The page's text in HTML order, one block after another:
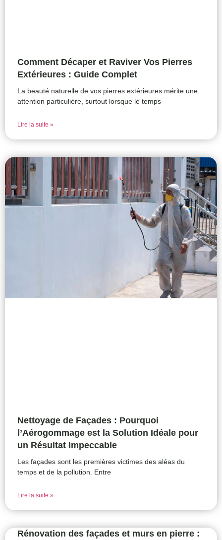
Comment Décaper et Raviver Vos Pierres
Extérieures : Guide Complet
La beauté naturelle de vos pierres extérieures mérite une
attention particulière, surtout lorsque le temps
Lire la suite »
Nettoyage de Façades : Pourquoi
l’Aérogommage est la Solution Idéale pour
un Résultat Impeccable
Les façades sont les premières victimes des aléas du
temps et de la pollution. Entre
Lire la suite »
Rénovation des façades et murs en pierre :